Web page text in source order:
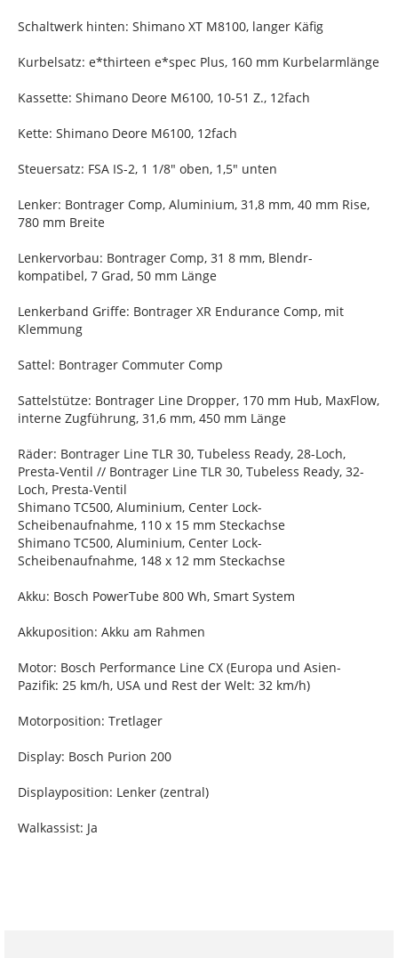
Schaltwerk hinten: Shimano XT M8100, langer Käfig
Kurbelsatz: e*thirteen e*spec Plus, 160 mm Kurbelarmlänge
Kassette: Shimano Deore M6100, 10-51 Z., 12fach
Kette: Shimano Deore M6100, 12fach
Steuersatz: FSA IS-2, 1 1/8" oben, 1,5" unten
Lenker: Bontrager Comp, Aluminium, 31,8 mm, 40 mm Rise,
780 mm Breite
Lenkervorbau: Bontrager Comp, 31 8 mm, Blendr-
kompatibel, 7 Grad, 50 mm Länge
Lenkerband Griffe: Bontrager XR Endurance Comp, mit
Klemmung
Sattel: Bontrager Commuter Comp
Sattelstütze: Bontrager Line Dropper, 170 mm Hub, MaxFlow,
interne Zugführung, 31,6 mm, 450 mm Länge
Räder: Bontrager Line TLR 30, Tubeless Ready, 28-Loch,
Presta-Ventil // Bontrager Line TLR 30, Tubeless Ready, 32-
Loch, Presta-Ventil
Shimano TC500, Aluminium, Center Lock-
Scheibenaufnahme, 110 x 15 mm Steckachse
Shimano TC500, Aluminium, Center Lock-
Scheibenaufnahme, 148 x 12 mm Steckachse
Akku: Bosch PowerTube 800 Wh, Smart System
Akkuposition: Akku am Rahmen
Motor: Bosch Performance Line CX (Europa und Asien-
Pazifik: 25 km/h, USA und Rest der Welt: 32 km/h)
Motorposition: Tretlager
Display: Bosch Purion 200
Displayposition: Lenker (zentral)
Walkassist: Ja